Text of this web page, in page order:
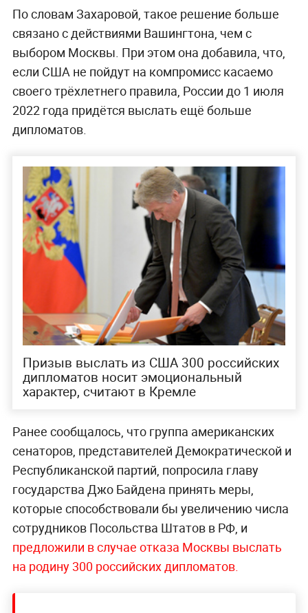
По словам Захаровой, такое решение больше
связано с действиями Вашингтона, чем с
выбором Москвы. При этом она добавила, что,
если США не пойдут на компромисс касаемо
своего трёхлетнего правила, России до 1 июля
2022 года придётся выслать ещё больше
дипломатов.
Призыв выслать из США 300 российских
дипломатов носит эмоциональный
характер, считают в Кремле
Ранее сообщалось, что группа американских
сенаторов, представителей Демократической и
Республиканской партий, попросила главу
государства Джо Байдена принять меры,
которые способствовали бы увеличению числа
сотрудников Посольства Штатов в РФ, и
предложили в случае отказа Москвы выслать
на родину 300 российских дипломатов.